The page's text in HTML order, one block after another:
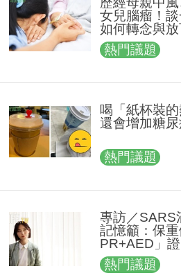
女兒腦瘤！談
如何轉念與放
熱門議題
喝「紙杯裝
還會增加糖
熱門議題
專訪／SARS
記憶籲：保
PR+AED」
熱門議題